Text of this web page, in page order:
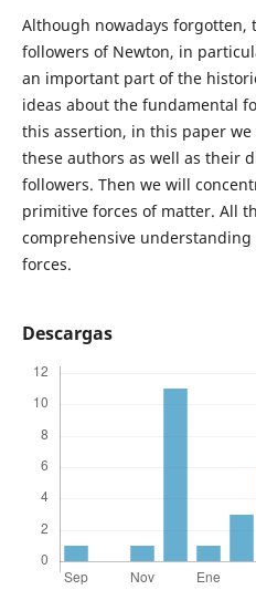
Although nowadays forgotten,
followers of Newton, in
an important part of the
ideas about the fundamental
this assertion, in this paper
these authors as well as their
followers. Then we will
primitive forces of matter. All
comprehensive understanding
forces.
Descargas